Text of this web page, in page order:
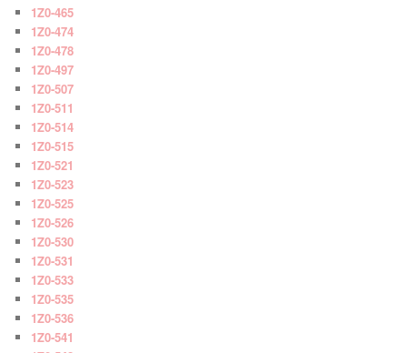
1Z0-465
1Z0-474
1Z0-478
1Z0-497
1Z0-507
1Z0-511
1Z0-514
1Z0-515
1Z0-521
1Z0-523
1Z0-525
1Z0-526
1Z0-530
1Z0-531
1Z0-533
1Z0-535
1Z0-536
1Z0-541